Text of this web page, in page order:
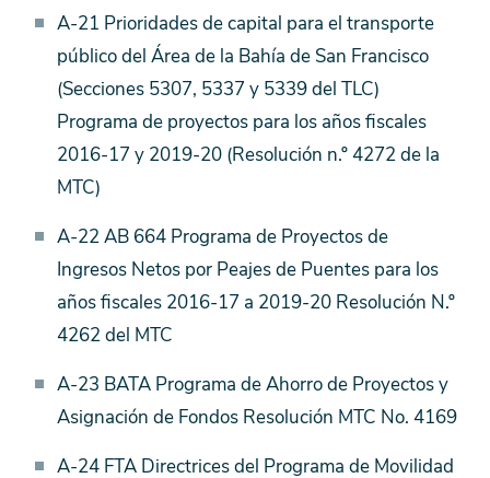
A-21 Prioridades de capital para el transporte
público del Área de la Bahía de San Francisco
(Secciones 5307, 5337 y 5339 del TLC)
Programa de proyectos para los años fiscales
2016-17 y 2019-20 (Resolución n.º 4272 de la
MTC)
A-22 AB 664 Programa de Proyectos de
Ingresos Netos por Peajes de Puentes para los
años fiscales 2016-17 a 2019-20 Resolución N.º
4262 del MTC
A-23 BATA Programa de Ahorro de Proyectos y
Asignación de Fondos Resolución MTC No. 4169
A-24 FTA Directrices del Programa de Movilidad